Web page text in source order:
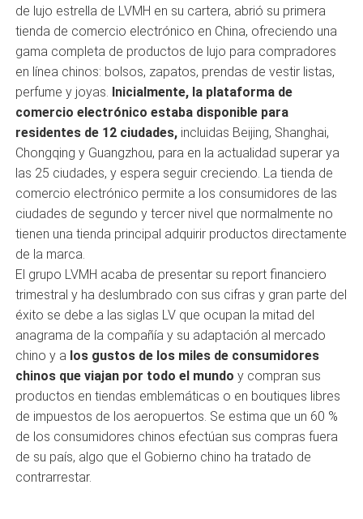
de lujo estrella de LVMH en su cartera, abrió su primera
tienda de comercio electrónico en China, ofreciendo una
gama completa de productos de lujo para compradores
en línea chinos: bolsos, zapatos, prendas de vestir listas,
perfume y joyas. Inicialmente, la plataforma de
comercio electrónico estaba disponible para
residentes de 12 ciudades, incluidas Beijing, Shanghai,
Chongqing y Guangzhou, para en la actualidad superar ya
las 25 ciudades, y espera seguir creciendo. La tienda de
comercio electrónico permite a los consumidores de las
ciudades de segundo y tercer nivel que normalmente no
tienen una tienda principal adquirir productos directamente
de la marca.
El grupo LVMH acaba de presentar su report financiero
trimestral y ha deslumbrado con sus cifras y gran parte del
éxito se debe a las siglas LV que ocupan la mitad del
anagrama de la compañía y su adaptación al mercado
chino y a los gustos de los miles de consumidores
chinos que viajan por todo el mundo y compran sus
productos en tiendas emblemáticas o en boutiques libres
de impuestos de los aeropuertos. Se estima que un 60 %
de los consumidores chinos efectúan sus compras fuera
de su país, algo que el Gobierno chino ha tratado de
contrarrestar.